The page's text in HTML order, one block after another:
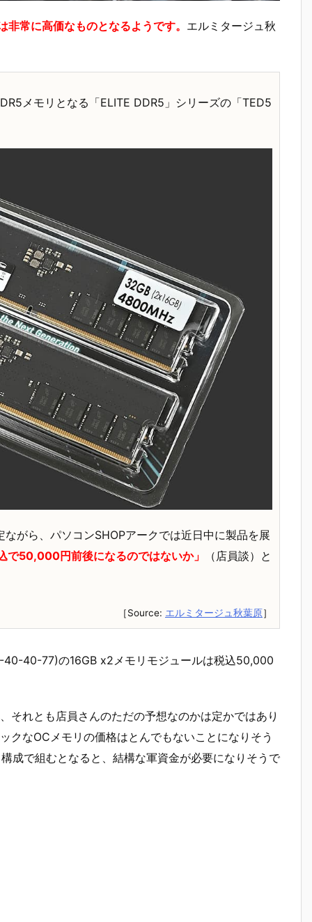
非常に高価なものとなるようです。 エルミタージュ秋
メモリとなる「ELITE DDR5」シリーズの「TED5
がら、パソコンSHOPアークでは近日中に製品を展
で50,000円前後になるのではないか」
（店員談）と
［Source: エルミタージュ秋葉原］
40-77)の16GB x2メモリモジュールは税込50,000
それとも店員さんのただの予想なのかは定かではあり
クなOCメモリの価格はとんでもないことになりそう
で組むとなると、結構な軍資金が必要になりそうで